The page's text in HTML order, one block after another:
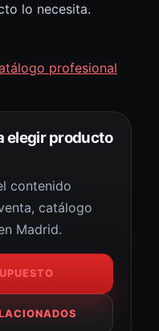
lo necesita.
profesional
elegir producto
contenido
catálogo
Madrid.